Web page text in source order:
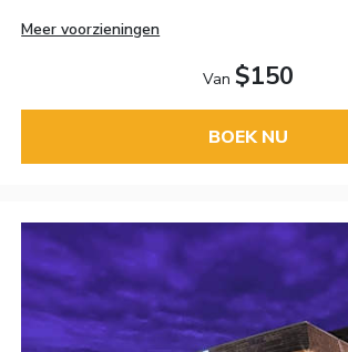
Meer voorzieningen
Van $150
BOEK NU